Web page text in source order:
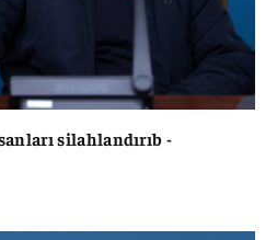
silahlandırıb -